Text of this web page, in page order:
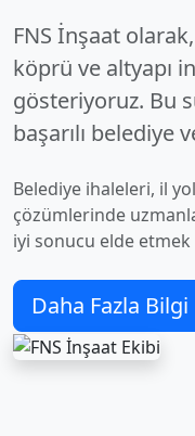
FNS İnşaat
köprü ve altyapı
gösteriyoruz. Bu
başarılı belediye
Belediye ihaleleri, il
çözümlerinde
iyi sonucu elde etmek
Daha Fazla Bilgi